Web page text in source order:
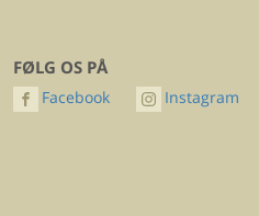
FØLG OS PÅ
Facebook Instagram